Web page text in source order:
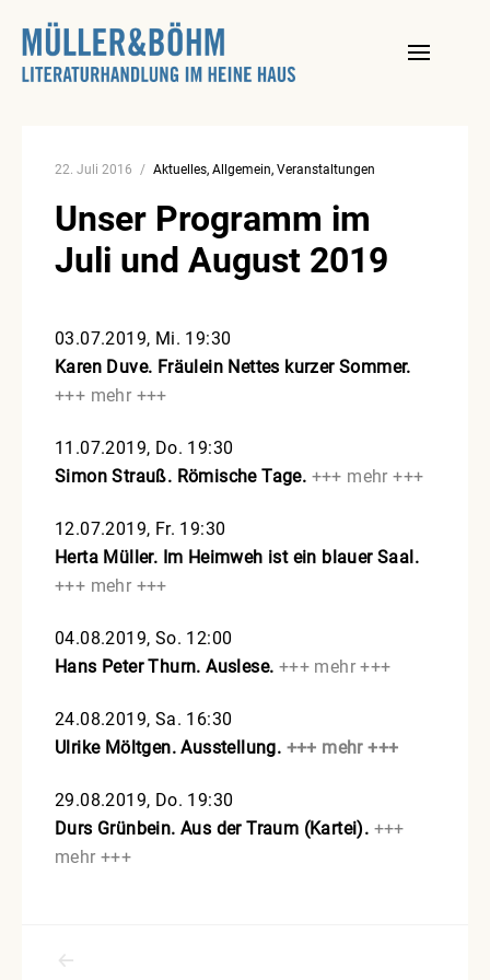
content
22. Juli 2016 Aktuelles Allgemein Veranstaltungen
Unser Programm im
Juli und August 2019
03.07.2019, Mi. 19:30
Karen Duve. Fräulein Nettes kurzer Sommer.
+++ mehr +++
11.07.2019, Do. 19:30
Simon Strauß. Römische Tage. +++ mehr +++
12.07.2019, Fr. 19:30
Herta Müller. Im Heimweh ist ein blauer Saal.
+++ mehr +++
04.08.2019, So. 12:00
Hans Peter Thurn. Auslese. +++ mehr +++
24.08.2019, Sa. 16:30
Ulrike Möltgen. Ausstellung. +++ mehr +++
29.08.2019, Do. 19:30
Durs Grünbein. Aus der Traum (Kartei). +++
mehr +++